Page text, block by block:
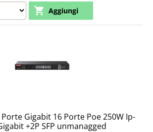
Gigabit 16 Porte Poe 250W Ip-
+2P SFP unmanagged